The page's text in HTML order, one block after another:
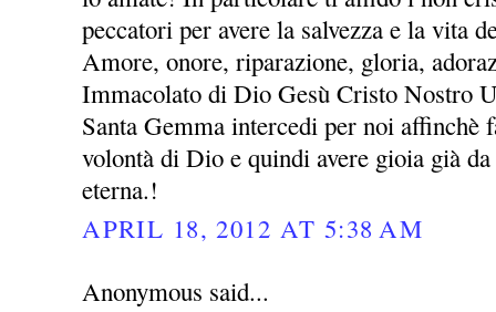
peccatori per avere la salvezza e la vita
Amore, onore, riparazione, gloria,
Immacolato di Dio Gesù Cristo Nostro
Santa Gemma intercedi per noi affinchè
volontà di Dio e quindi avere gioia già
eterna.!
APRIL 18, 2012 AT 5:38 AM
Anonymous said...